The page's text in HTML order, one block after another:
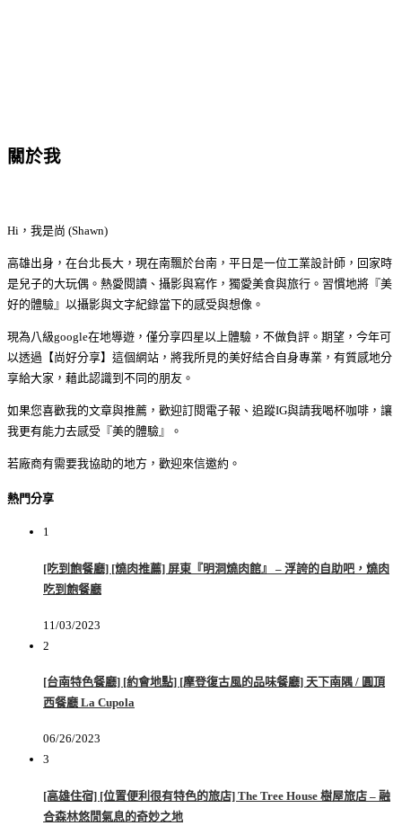
關於我
Hi，我是尚 (Shawn)
高雄出身，在台北長大，現在南飄於台南，平日是一位工業設計師，回家時
是兒子的大玩偶。熱愛閱讀、攝影與寫作，獨愛美食與旅行。習慣地將『美
好的體驗』以攝影與文字紀錄當下的感受與想像。
現為八級google在地導遊，僅分享四星以上體驗，不做負評。期望，今年可
以透過【尚好分享】這個網站，將我所見的美好結合自身專業，有質感地分
享給大家，藉此認識到不同的朋友。
如果您喜歡我的文章與推薦，歡迎訂閱電子報、追蹤IG與請我喝杯咖啡，讓
我更有能力去感受『美的體驗』。
若廠商有需要我協助的地方，歡迎來信邀約。
熱門分享
1
[吃到飽餐廳] [燒肉推薦] 屏東『明洞燒肉館』 – 浮誇的自助吧，燒肉
吃到飽餐廳
11/03/2023
2
[台南特色餐廳] [約會地點] [摩登復古風的品味餐廳] 天下南隅 / 圓頂
西餐廳 La Cupola
06/26/2023
3
[高雄住宿] [位置便利很有特色的旅店] The Tree House 樹屋旅店 – 融
合森林悠閒氣息的奇妙之地